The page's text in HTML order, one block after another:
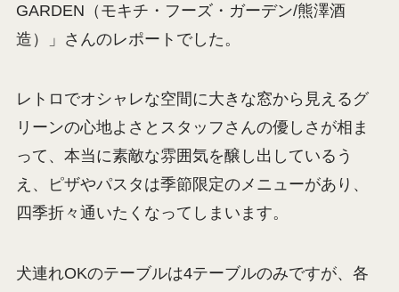
GARDEN（モキチ・フーズ・ガーデン/熊澤酒
造）」さんのレポートでした。
レトロでオシャレな空間に大きな窓から見えるグ
リーンの心地よさとスタッフさんの優しさが相ま
って、本当に素敵な雰囲気を醸し出しているう
え、ピザやパスタは季節限定のメニューがあり、
四季折々通いたくなってしまいます。
犬連れOKのテーブルは4テーブルのみですが、各